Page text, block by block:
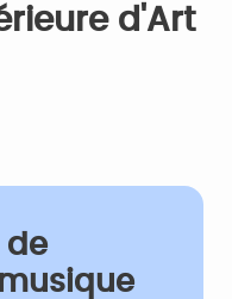
d'Art
de